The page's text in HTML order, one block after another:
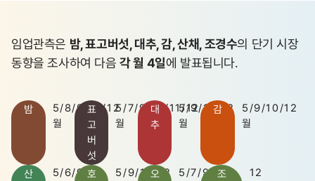
로
고
임업관측은 밤, 표고버섯, 대추, 감, 산채, 조경수의 단기 시장
동향을 조사하여 다음각 월 4일에 발표됩니다.
밤
5/8/9/10/12
월
표
고
버
섯
5/7/9/10/11/12
월
대
추
5/9/10/12
월
감
5/9/10/12
월
산
5/6/9/10
호
5/9/10/12
오
5/7/9/11
조
12